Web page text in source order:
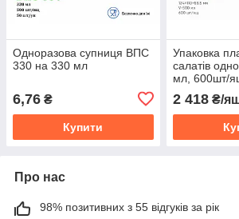
Одноразова супниця ВПС
330 на 330 мл
6,76 ₴
Купити
Упаковка
салатів
мл, 600шт/
2 418₴/
Про нас
98% позитивних з 55 відгуків за рік